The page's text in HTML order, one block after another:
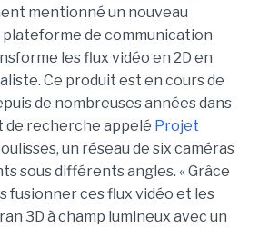
mentionné un nouveau
plateforme de communication
les flux vidéo en 2D en
Ce produit est en cours de
de nombreuses années dans
de recherche appelé Projet
un réseau de six caméras
sous différents angles. « Grâce
fusionner ces flux vidéo et les
3D à champ lumineux avec un